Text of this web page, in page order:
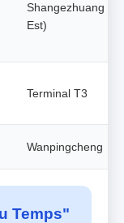
Shangezhuang
Est)
Terminal T3
Wanpingcheng
Temps"